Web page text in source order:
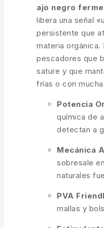
ajo negro
libera una señal
persistente que
materia
pescadores que
sature y que
frías o con
Potencia
química de
detectan a
Mecánica
sobresale
naturales
PVA
mallas y